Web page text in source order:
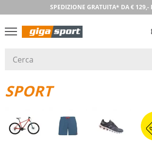
SPEDIZIONE GRATUITA* DA € 129,-
SPORT